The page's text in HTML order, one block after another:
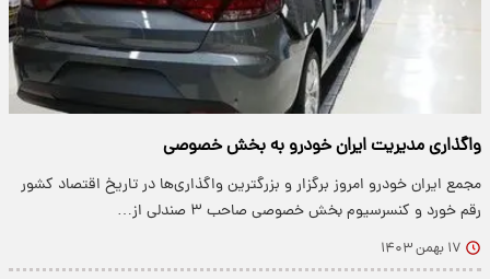
واگذاری مدیریت ایران خودرو به بخش خصوصی
مجمع ایران خودرو امروز برگزار و بزرگترین واگذاری‌ها در تاریخ اقتصاد کشور
رقم خورد و کنسرسیوم بخش خصوصی صاحب ۳ صندلی از…
۱۷ بهمن ۱۴۰۳